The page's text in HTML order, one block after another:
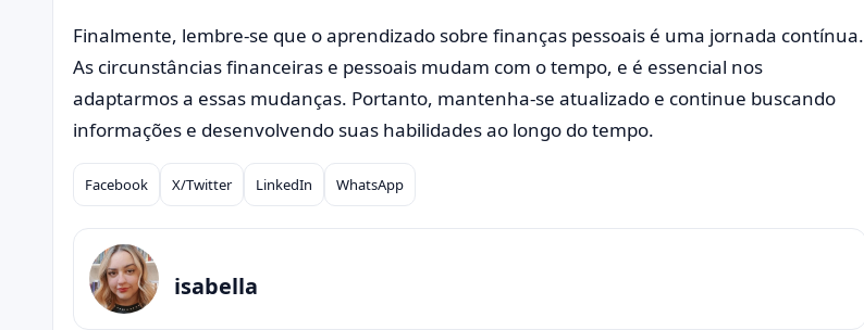
Finalmente, lembre-se que o aprendizado sobre finanças pessoais é uma jornada contínua.
As circunstâncias financeiras e pessoais mudam com o tempo, e é essencial nos
adaptarmos a essas mudanças. Portanto, mantenha-se atualizado e continue buscando
informações e desenvolvendo suas habilidades ao longo do tempo.
Compartilhar
Facebook X/Twitter LinkedIn WhatsApp
isabella